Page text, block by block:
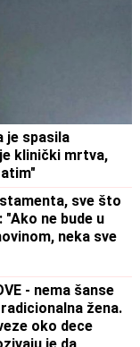
je spasila
klinički mrtva,
sve što
ne bude u
neka sve
- nema šanse
žena.
oko dece